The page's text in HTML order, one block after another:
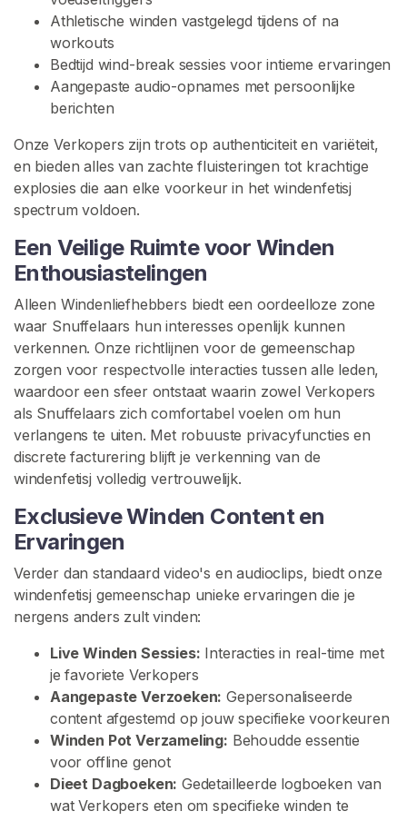
Athletische winden vastgelegd tijdens of na
workouts
Bedtijd wind-break sessies voor intieme ervaringen
Aangepaste audio-opnames met persoonlijke
berichten
Onze Verkopers zijn trots op authenticiteit en variëteit,
en bieden alles van zachte fluisteringen tot krachtige
explosies die aan elke voorkeur in het windenfetisj
spectrum voldoen.
Een Veilige Ruimte voor Winden
Enthousiastelingen
Alleen Windenliefhebbers biedt een oordeelloze zone
waar Snuffelaars hun interesses openlijk kunnen
verkennen. Onze richtlijnen voor de gemeenschap
zorgen voor respectvolle interacties tussen alle leden,
waardoor een sfeer ontstaat waarin zowel Verkopers
als Snuffelaars zich comfortabel voelen om hun
verlangens te uiten. Met robuuste privacyfuncties en
discrete facturering blijft je verkenning van de
windenfetisj volledig vertrouwelijk.
Exclusieve Winden Content en
Ervaringen
Verder dan standaard video's en audioclips, biedt onze
windenfetisj gemeenschap unieke ervaringen die je
nergens anders zult vinden:
Live Winden Sessies: Interacties in real-time met
je favoriete Verkopers
Aangepaste Verzoeken: Gepersonaliseerde
content afgestemd op jouw specifieke voorkeuren
Winden Pot Verzameling: Behoudde essentie
voor offline genot
Dieet Dagboeken: Gedetailleerde logboeken van
wat Verkopers eten om specifieke winden te
t
W
i
d
e
v
e
r
e
r
i
n
g
c
h
e
e
t
o
a